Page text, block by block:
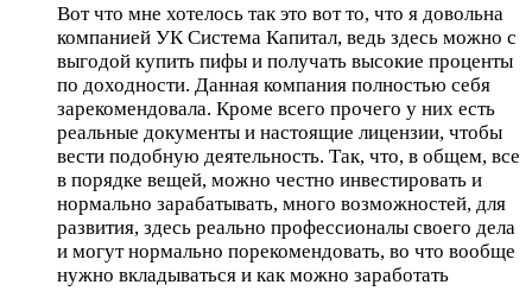
Вот что мне хотелось так это вот то, что я довольна
компанией УК Система Капитал, ведь здесь можно с
выгодой купить пифы и получать высокие проценты
по доходности. Данная компания полностью себя
зарекомендовала. Кроме всего прочего у них есть
реальные документы и настоящие лицензии, чтобы
вести подобную деятельность. Так, что, в общем, все
в порядке вещей, можно честно инвестировать и
нормально зарабатывать, много возможностей, для
развития, здесь реально профессионалы своего дела
и могут нормально порекомендовать, во что вообще
нужно вкладываться и как можно заработать